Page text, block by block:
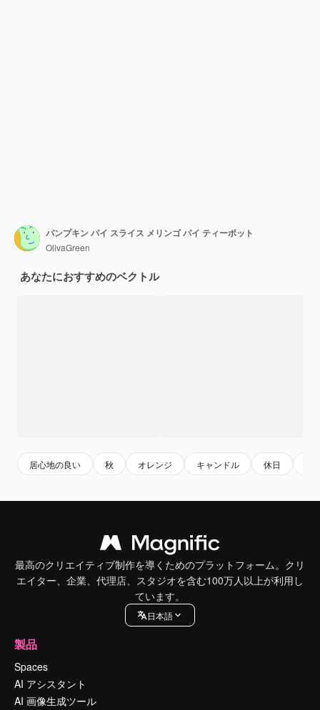
パンプキン パイ スライス メリンゴ パイ ティーポット
OlivaGreen
あなたにおすすめのベクトル
居心地の良い 秋 オレンジ キャンドル 休日
最高のクリエイティブ制作を導くためのプラットフォーム。クリ
エイター、企業、代理店、スタジオを含む100万人以上が利用し
ています。
日本語
製品
Spaces
AI アシスタント
AI 画像生成ツール